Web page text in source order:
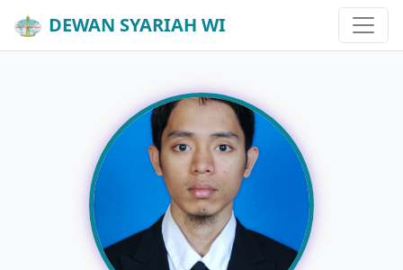
DEWAN SYARIAH WI